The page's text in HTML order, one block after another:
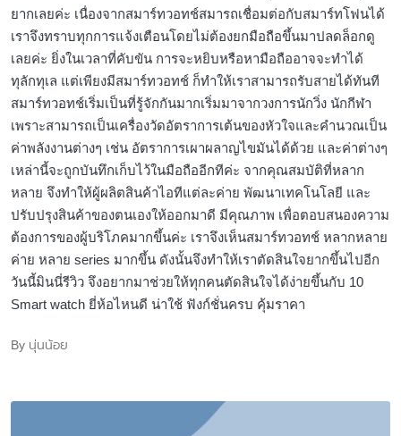
ยากเลยค่ะ เนื่องจากสมาร์ทวอทช์สมารถเชื่อมต่อกับสมาร์ทโฟนได้
เราจึงทราบทุกการแจ้งเตือนโดยไม่ต้องยกมือถือขึ้นมาปลดล็อกดู
เลยค่ะ ยิ่งในเวลาที่คับขัน การจะหยิบหรือหามือถืออาจจะทำได้
ทุลักทุเล แต่เพียงมีสมาร์ทวอทช์ ก็ทำให้เราสามารถรับสายได้ทันที
สมาร์ทวอทช์เริ่มเป็นที่รู้จักกันมากเริ่มมาจากวงการนักวิ่ง นักกีฬา
เพราะสามารถเป็นเครื่องวัดอัตราการเต้นของหัวใจและคำนวณเป็น
ค่าพลังงานต่างๆ เช่น อัตราการเผาผลาญไขมันได้ด้วย และค่าต่างๆ
เหล่านี้จะถูกบันทึกเก็บไว้ในมือถืออีกทีค่ะ จากคุณสมบัติที่หลาก
หลาย จึงทำให้ผู้ผลิตสินค้าไอทีแต่ละค่าย พัฒนาเทคโนโลยี และ
ปรับปรุงสินค้าของตนเองให้ออกมาดี มีคุณภาพ เพื่อตอบสนองความ
ต้องการของผู้บริโภคมากขึ้นค่ะ เราจึงเห็นสมาร์ทวอทช์ หลากหลาย
ค่าย หลาย series มากขึ้น ดังนั้นจึงทำให้เราตัดสินใจยากขึ้นไปอีก
วันนี้มินนี่รีวิว จึงอยากมาช่วยให้ทุกคนตัดสินใจได้ง่ายขึ้นกับ 10
Smart watch ยี่ห้อไหนดี น่าใช้ ฟังก์ชั่นครบ คุ้มราคา
Posted
By นุ่นน้อย